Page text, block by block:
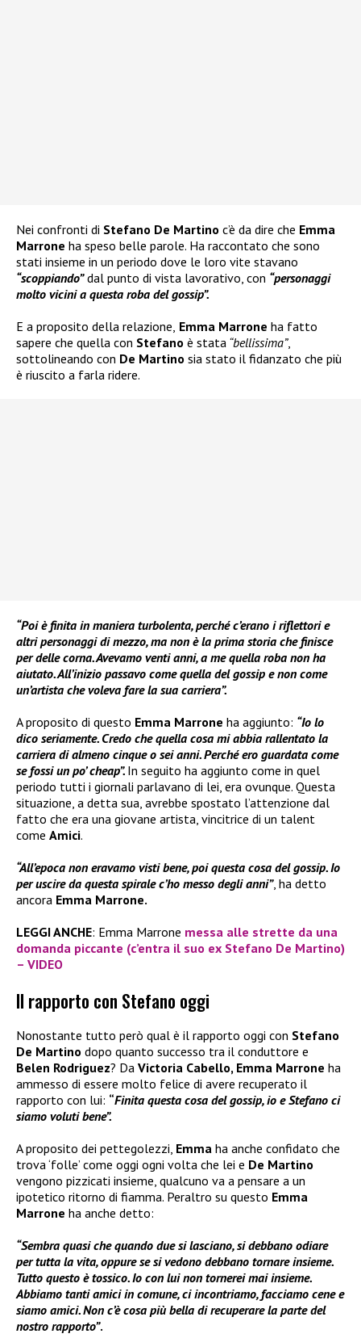
Nei confronti di Stefano De Martino c’è da dire che Emma
Marrone ha speso belle parole. Ha raccontato che sono
stati insieme in un periodo dove le loro vite stavano
“scoppiando”dal punto di vista lavorativo, con “personaggi
molto vicini a questa roba del gossip”.
E a proposito della relazione, Emma Marrone ha fatto
sapere che quella con Stefano è stata “bellissima”,
sottolineando con De Martino sia stato il fidanzato che più
è riuscito a farla ridere.
“Poi è finita in maniera turbolenta, perché c’erano i riflettori e
altri personaggi di mezzo, ma non è la prima storia che finisce
per delle corna. Avevamo venti anni, a me quella roba non ha
aiutato. All’inizio passavo come quella del gossip e non come
un’artista che voleva fare la sua carriera”.
A proposito di questo Emma Marrone ha aggiunto: “Io lo
dico seriamente. Credo che quella cosa mi abbia rallentato la
carriera di almeno cinque o sei anni. Perché ero guardata come
se fossi un po’ cheap”. In seguito ha aggiunto come in quel
periodo tutti i giornali parlavano di lei, era ovunque. Questa
situazione, a detta sua, avrebbe spostato l’attenzione dal
fatto che era una giovane artista, vincitrice di un talent
come Amici.
“All’epoca non eravamo visti bene, poi questa cosa del gossip. Io
per uscire da questa spirale c’ho messo degli anni”, ha detto
ancora Emma Marrone.
LEGGI ANCHE: Emma Marrone messa alle strette da una
domanda piccante (c’entra il suo ex Stefano De Martino)
– VIDEO
Il rapporto con Stefano oggi
Nonostante tutto però qual è il rapporto oggi con Stefano
De Martino dopo quanto successo tra il conduttore e
Belen Rodriguez? Da Victoria Cabello, Emma Marrone ha
ammesso di essere molto felice di avere recuperato il
rapporto con lui: “Finita questa cosa del gossip, io e Stefano ci
siamo voluti bene”.
A proposito dei pettegolezzi, Emma ha anche confidato che
trova ‘folle’ come oggi ogni volta che lei e De Martino
vengono pizzicati insieme, qualcuno va a pensare a un
ipotetico ritorno di fiamma. Peraltro su questo Emma
Marrone ha anche detto:
“Sembra quasi che quando due si lasciano, si debbano odiare
per tutta la vita, oppure se si vedono debbano tornare insieme.
Tutto questo è tossico. Io con lui non tornerei mai insieme.
Abbiamo tanti amici in comune, ci incontriamo, facciamo cene e
siamo amici. Non c’è cosa più bella di recuperare la parte del
nostro rapporto”.